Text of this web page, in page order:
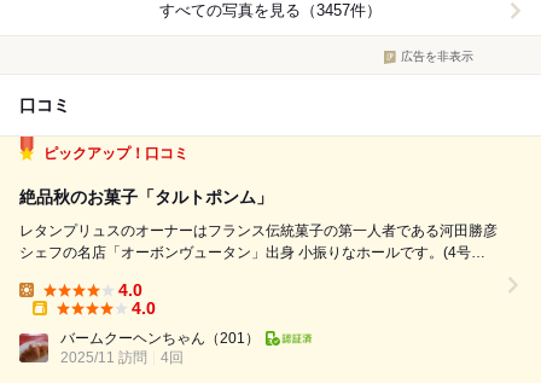
すべての写真を見る（3457件）
広告を非表示
口コミ
ピックアップ！口コミ
絶品秋のお菓子「タルトポンム」
レタンプリュスのオーナーはフランス伝統菓子の第一人者である河田勝彦
シェフの名店「オーボンヴュータン」出身 小振りなホールです。(4号
Lunch:
4.0
4.0
バームクーヘンちゃん （201）
2025/11 訪問
4回